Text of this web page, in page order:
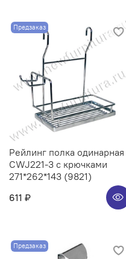
Предзаказ
Рейлинг полка одинарная
CWJ221-3 с крючками
271*262*143 (9821)
611 ₽
Предзаказ